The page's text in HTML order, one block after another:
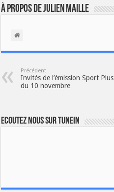
À propos de Julien Maille
Précédent
Invités de l’émission Sport Plus
du 10 novembre
Ecoutez nous sur TuneIn